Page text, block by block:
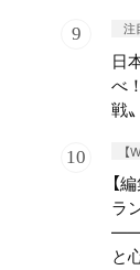
注
日
べ
戦
【
【
ラ
——
と